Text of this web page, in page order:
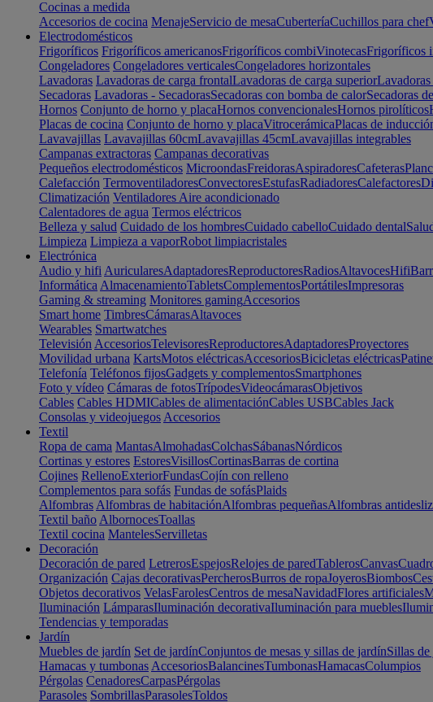
Cocinas a medida
Accesorios de cocina MenajeServicio de mesaCuberteríaCuchillos para chef
Electrodomésticos
Frigoríficos Frigoríficos americanosFrigoríficos combiVinotecasFrigoríficos
Congeladores Congeladores verticalesCongeladores horizontales
Lavadoras Lavadoras de carga frontalLavadoras de carga superiorLavadoras
Secadoras Lavadoras - SecadorasSecadoras con bomba de calorSecadoras
Hornos Conjunto de horno y placaHornos convencionalesHornos pirolíticos
Placas de cocina Conjunto de horno y placaVitrocerámicaPlacas de
Lavavajillas Lavavajillas 60cmLavavajillas 45cmLavavajillas integrables
Campanas extractoras Campanas decorativas
Pequeños electrodomésticos MicroondasFreidorasAspiradoresCafeteras
Calefacción TermoventiladoresConvectoresEstufasRadiadoresCalefactores
Climatización Ventiladores Aire acondicionado
Calentadores de agua Termos eléctricos
Belleza y salud Cuidado de los hombresCuidado cabelloCuidado dental
Limpieza Limpieza a vaporRobot limpiacristales
Electrónica
Audio y hifi AuricularesAdaptadoresReproductoresRadiosAltavocesHifi
Informática AlmacenamientoTabletsComplementosPortátilesImpresoras
Gaming & streaming Monitores gamingAccesorios
Smart home TimbresCámarasAltavoces
Wearables Smartwatches
Televisión AccesoriosTelevisoresReproductoresAdaptadoresProyectores
Movilidad urbana KartsMotos eléctricasAccesoriosBicicletas eléctricas
Telefonía Teléfonos fijosGadgets y complementosSmartphones
Foto y vídeo Cámaras de fotosTrípodesVideocámarasObjetivos
Cables Cables HDMICables de alimentaciónCables USBCables Jack
Consolas y videojuegos Accesorios
Textil
Ropa de cama MantasAlmohadasColchasSábanasNórdicos
Cortinas y estores EstoresVisillosCortinasBarras de cortina
Cojines RellenoExteriorFundasCojín con relleno
Complementos para sofás Fundas de sofásPlaids
Alfombras Alfombras de habitaciónAlfombras pequeñasAlfombras
Textil baño AlbornocesToallas
Textil cocina MantelesServilletas
Decoración
Decoración de pared LetrerosEspejosRelojes de paredTablerosCanvas
Organización Cajas decorativasPercherosBurros de ropaJoyerosBiombos
Objetos decorativos VelasFarolesCentros de mesaNavidadFlores artificiales
Iluminación LámparasIluminación decorativaIluminación para muebles
Tendencias y temporadas
Jardín
Muebles de jardín Set de jardínConjuntos de mesas y sillas de jardínSillas
Hamacas y tumbonas AccesoriosBalancinesTumbonasHamacasColumpios
Pérgolas CenadoresCarpasPérgolas
Parasoles SombrillasParasolesToldos